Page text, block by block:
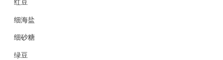
红豆
细海盐
细砂糖
绿豆